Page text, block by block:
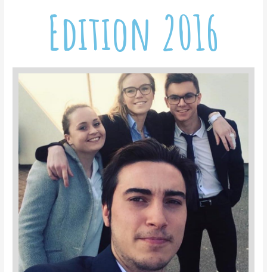
Edition 2016